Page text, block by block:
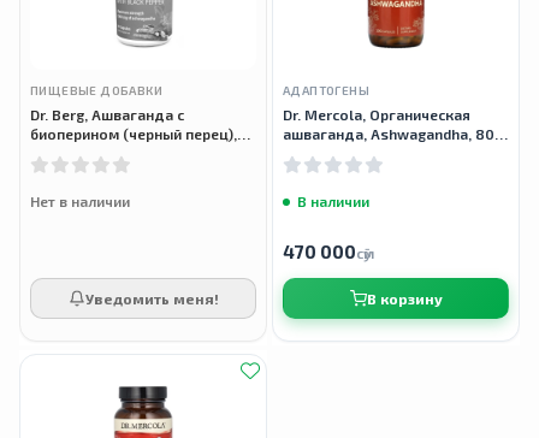
ПИЩЕВЫЕ ДОБАВКИ
Dr. Berg, Ашваганда с
биоперином (черный перец),
90 капсул
Нет в наличии
Уведомить меня!
АДАПТОГЕНЫ
Dr. Mercola, Органическая
ашваганда, Ashwagandha, 800
мг, 180 капсул
В наличии
470 000сӯм
В корзину